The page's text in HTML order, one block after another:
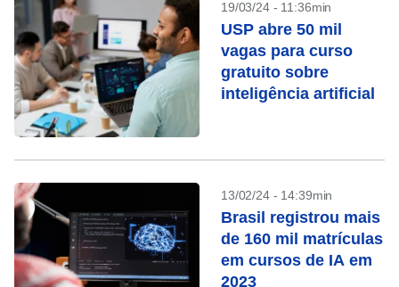
19/03/24 - 11:36min
USP abre 50 mil
vagas para curso
gratuito sobre
inteligência artificial
13/02/24 - 14:39min
Brasil registrou mais
de 160 mil matrículas
em cursos de IA em
2023